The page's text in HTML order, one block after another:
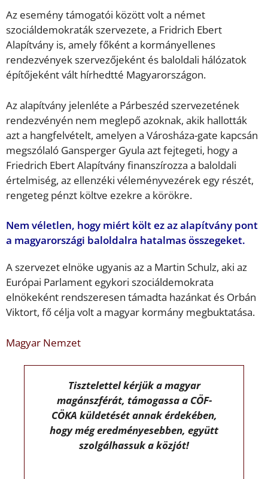
Az esemény támogatói között volt a német
szociáldemokraták szervezete, a Fridrich Ebert
Alapítvány is, amely főként a kormányellenes
rendezvények szervezőjeként és baloldali hálózatok
építőjeként vált hírhedtté Magyarországon.
Az alapítvány jelenléte a Párbeszéd szervezetének
rendezvényén nem meglepő azoknak, akik hallották
azt a hangfelvételt, amelyen a Városháza-gate kapcsán
megszólaló Gansperger Gyula azt fejtegeti, hogy a
Friedrich Ebert Alapítvány finanszírozza a baloldali
értelmiség, az ellenzéki véleményvezérek egy részét,
rengeteg pénzt költve ezekre a körökre.
Nem véletlen, hogy miért költ ez az alapítvány pont
a magyarországi baloldalra hatalmas összegeket.
A szervezet elnöke ugyanis az a Martin Schulz, aki az
Európai Parlament egykori szociáldemokrata
elnökeként rendszeresen támadta hazánkat és Orbán
Viktort, fő célja volt a magyar kormány megbuktatása.
Magyar Nemzet
Tisztelettel kérjük a magyar
magánszférát, támogassa a CÖF-
CÖKA küldetését annak érdekében,
hogy még eredményesebben, együtt
szolgálhassuk a közjót!